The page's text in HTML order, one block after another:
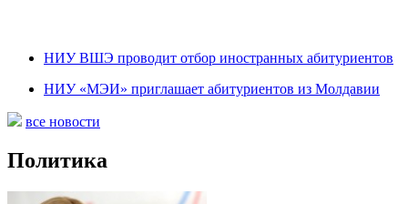
НИУ ВШЭ проводит отбор иностранных абитуриентов
НИУ «МЭИ» приглашает абитуриентов из Молдавии
все новости
Политика